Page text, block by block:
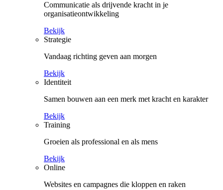
Communicatie als drijvende kracht in je
organisatieontwikkeling
Bekijk
Strategie
Vandaag richting geven aan morgen
Bekijk
Identiteit
Samen bouwen aan een merk met kracht en karakter
Bekijk
Training
Groeien als professional en als mens
Bekijk
Online
Websites en campagnes die kloppen en raken